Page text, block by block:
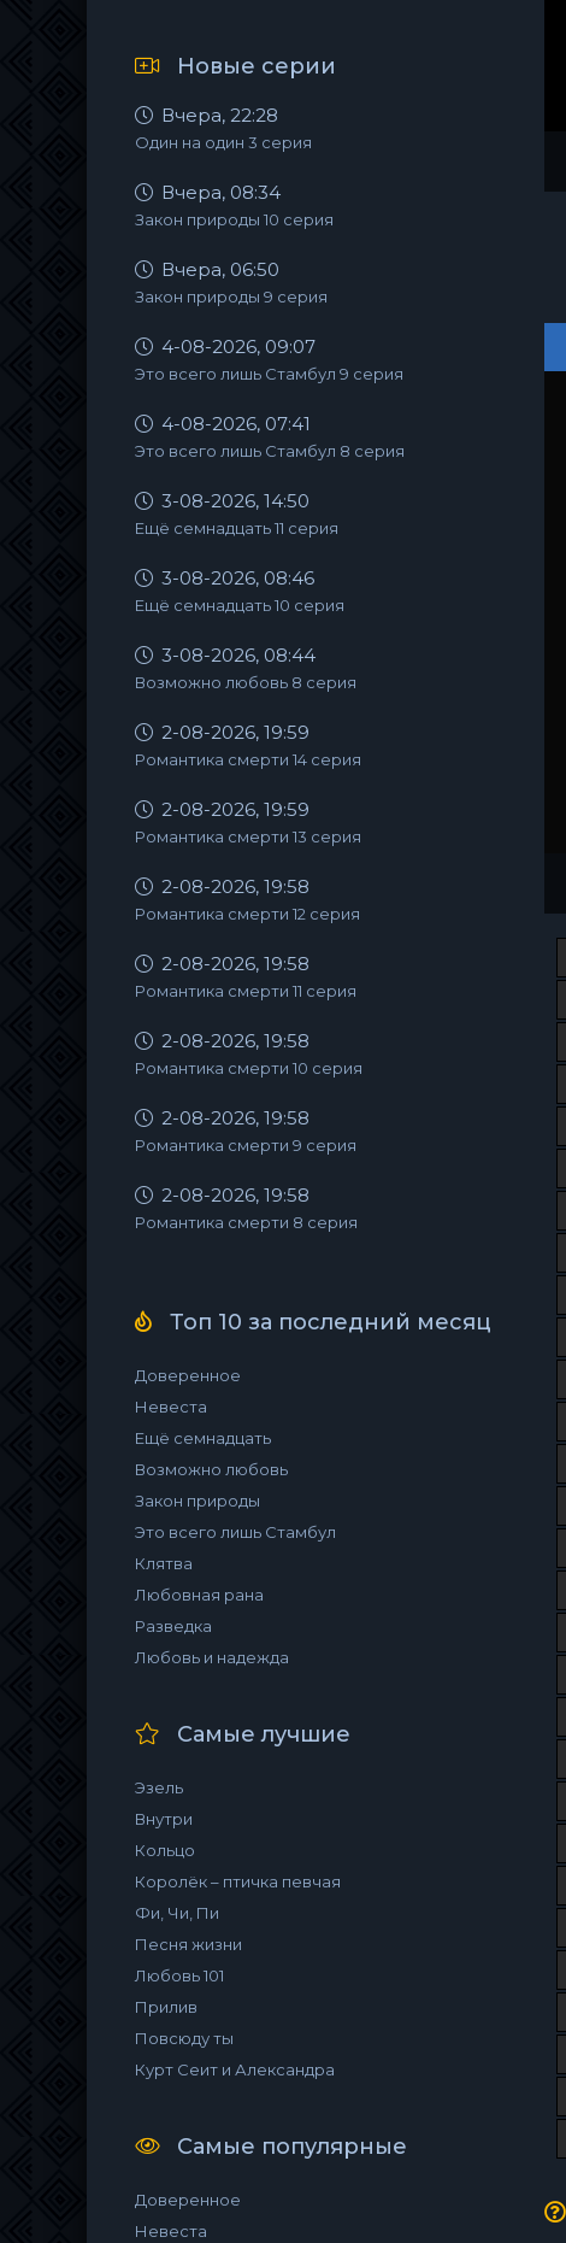
Новые серии
Вчера, 22:28
Один на один 3 серия
Вчера, 08:34
Закон природы 10 серия
Вчера, 06:50
Закон природы 9 серия
4-08-2026, 09:07
Это всего лишь Стамбул 9 серия
4-08-2026, 07:41
Это всего лишь Стамбул 8 серия
3-08-2026, 14:50
Ещё семнадцать 11 серия
3-08-2026, 08:46
Ещё семнадцать 10 серия
3-08-2026, 08:44
Возможно любовь 8 серия
2-08-2026, 19:59
Романтика смерти 14 серия
2-08-2026, 19:59
Романтика смерти 13 серия
2-08-2026, 19:58
Романтика смерти 12 серия
2-08-2026, 19:58
Романтика смерти 11 серия
2-08-2026, 19:58
Романтика смерти 10 серия
2-08-2026, 19:58
Романтика смерти 9 серия
2-08-2026, 19:58
Романтика смерти 8 серия
Топ 10 за последний месяц
Доверенное
Невеста
Ещё семнадцать
Возможно любовь
Закон природы
Это всего лишь Стамбул
Клятва
Любовная рана
Разведка
Любовь и надежда
Самые лучшие
Эзель
Внутри
Кольцо
Королёк – птичка певчая
Фи, Чи, Пи
Песня жизни
Любовь 101
Прилив
Повсюду ты
Курт Сеит и Александра
Самые популярные
Доверенное
Невеста